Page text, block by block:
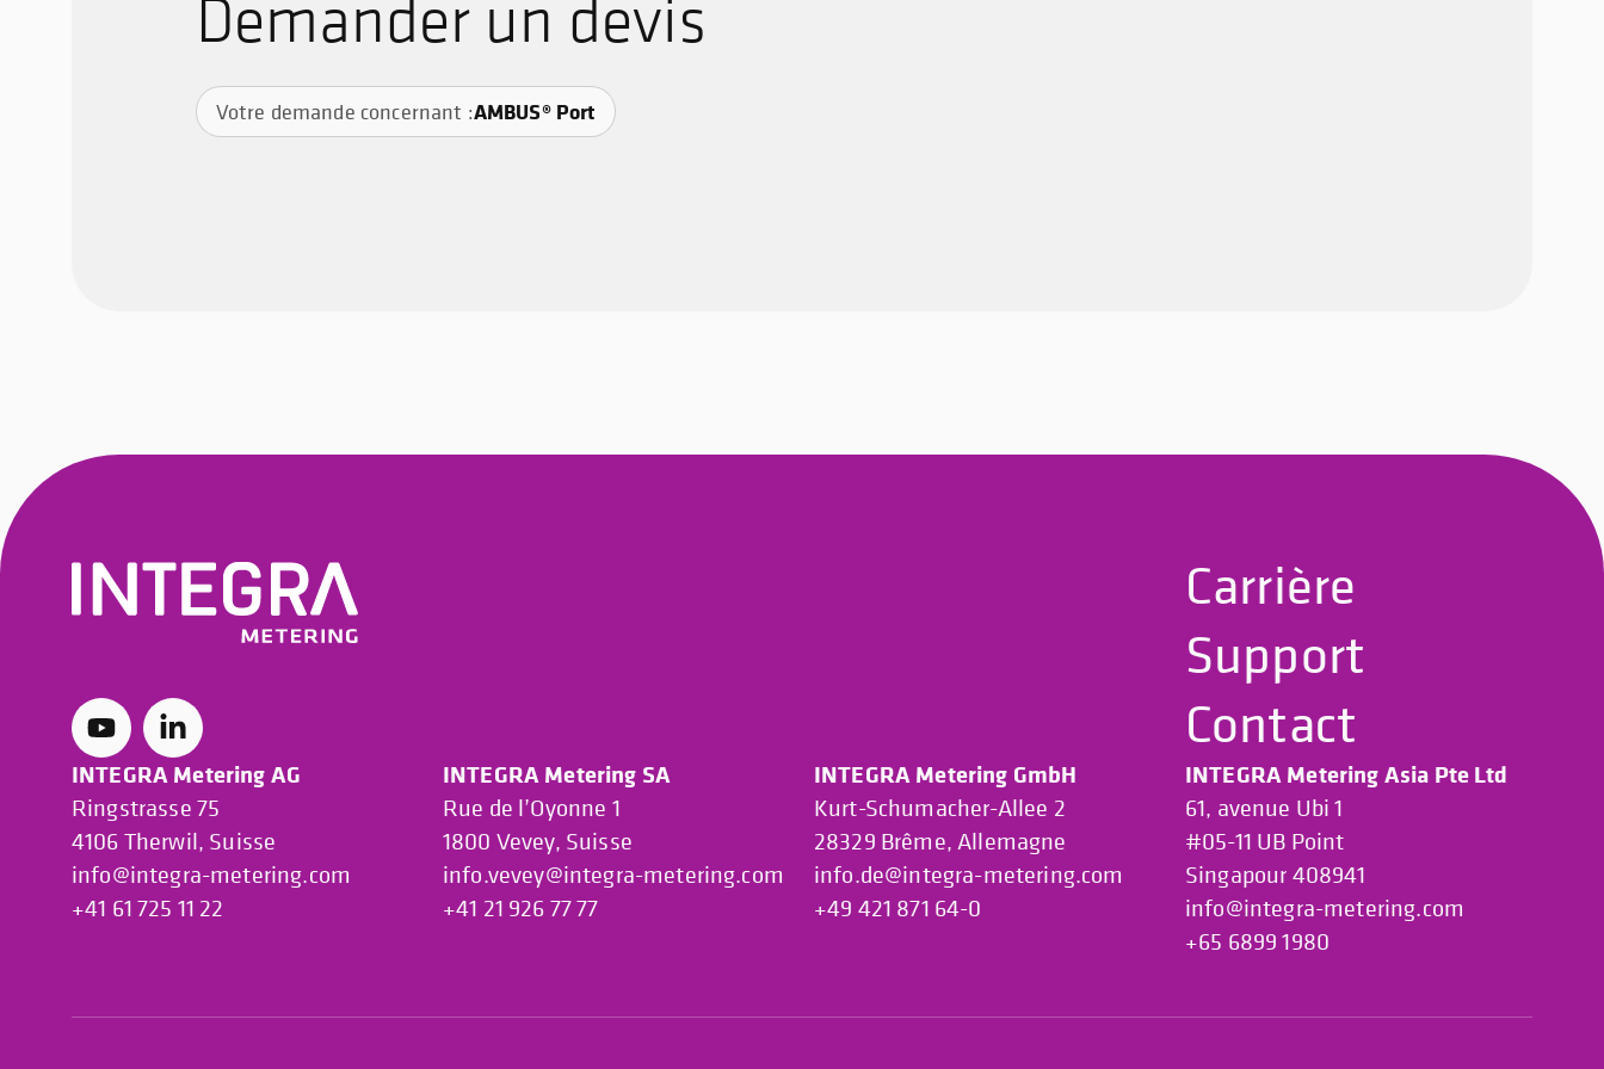
Demander un devis
Votre demande concernant :AMBUS® Port
Carrière
Support
Contact
INTEGRA Metering AG
Ringstrasse 75
4106 Therwil, Suisse
info@integra-metering.com
+41 61 725 11 22
INTEGRA Metering SA
Rue de l’Oyonne 1
1800 Vevey, Suisse
info.vevey@integra-metering.com
+41 21 926 77 77
INTEGRA Metering GmbH
Kurt-Schumacher-Allee 2
28329 Brême, Allemagne
info.de@integra-metering.com
+49 421 871 64-0
INTEGRA Metering Asia Pte Ltd
61, avenue Ubi 1
#05-11 UB Point
Singapour 408941
info@integra-metering.com
+65 6899 1980